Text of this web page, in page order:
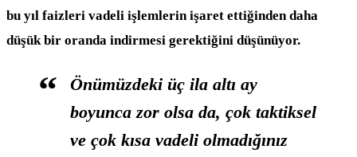
bu yıl faizleri vadeli işlemlerin işaret ettiğinden daha
düşük bir oranda indirmesi gerektiğini düşünüyor.
Önümüzdeki üç ila altı ay
boyunca zor olsa da, çok taktiksel
ve çok kısa vadeli olmadığınız